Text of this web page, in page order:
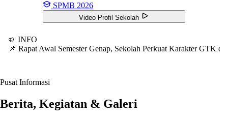
SPMB 2026
Video Profil Sekolah
INFO
📌 Rapat Awal Semester Genap, Sekolah Perkuat Karakter GTK
Pusat Informasi
Berita, Kegiatan & Galeri